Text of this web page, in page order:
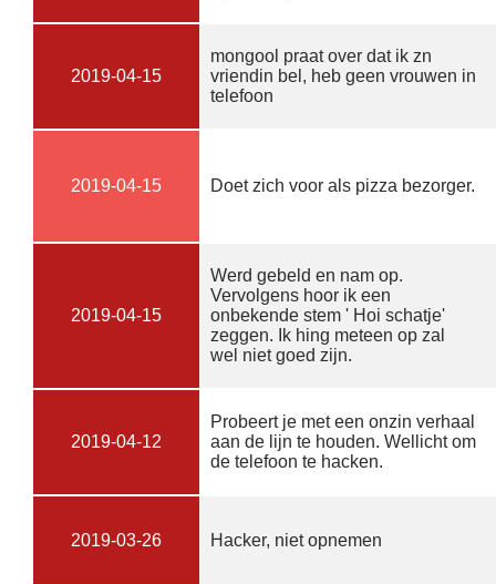
2019-04-15
mongool praat over dat ik zn
vriendin bel, heb geen vrouwen in
telefoon
2019-04-15 Doet zich voor als pizza bezorger.
2019-04-15
Werd gebeld en nam op.
Vervolgens hoor ik een
onbekende stem ' Hoi schatje'
zeggen. Ik hing meteen op zal
wel niet goed zijn.
2019-04-12
Probeert je met een onzin verhaal
aan de lijn te houden. Wellicht om
de telefoon te hacken.
2019-03-26 Hacker, niet opnemen